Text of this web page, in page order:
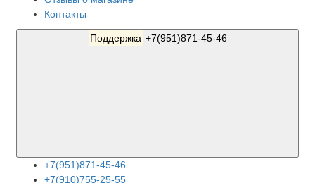
Контакты
Поддержка +7(951)871-45-46
+7(951)871-45-46
+7(910)755-25-55